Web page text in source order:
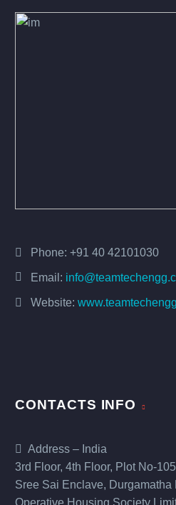
Phone: +91 40 42101030
Email:
Website:
CONTACTS INFO
Address – India
3rd Floor, 4th Floor, Plot No-
Sree Sai Enclave,
Operative Housing Society